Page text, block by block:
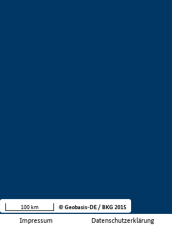
Impressum Datenschutzerklärung
100 km © Geobasis-DE / BKG 2015